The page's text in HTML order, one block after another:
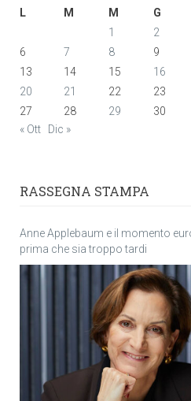
L
M M G
1
2
6
7 8 9
13
14 15 16
20
21 22 23
27
28 29
30
« Ott
Dic »
RASSEGNA STAMPA
Anne Applebaum e il momento
prima che sia troppo tardi